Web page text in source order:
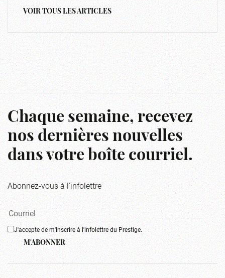
VOIR TOUS LES ARTICLES
Chaque semaine, recevez
nos dernières nouvelles
dans votre boîte courriel.
Abonnez-vous à l'infolettre
J'accepte de m'inscrire à l'infolettre du Prestige.
M'ABONNER